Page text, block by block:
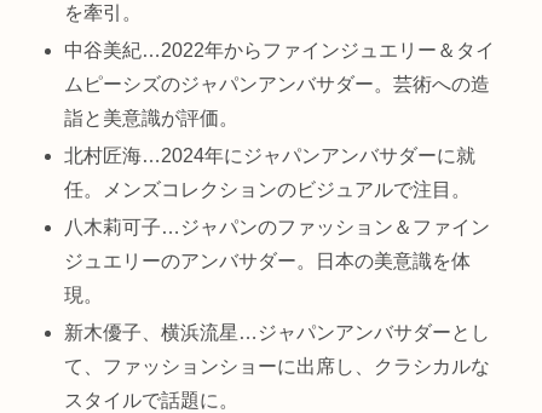
を牽引。
中谷美紀…2022年からファインジュエリー＆タイ
ムピーシズのジャパンアンバサダー。芸術への造
詣と美意識が評価。
北村匠海…2024年にジャパンアンバサダーに就
任。メンズコレクションのビジュアルで注目。
八木莉可子…ジャパンのファッション＆ファイン
ジュエリーのアンバサダー。日本の美意識を体
現。
新木優子、横浜流星…ジャパンアンバサダーとし
て、ファッションショーに出席し、クラシカルな
スタイルで話題に。